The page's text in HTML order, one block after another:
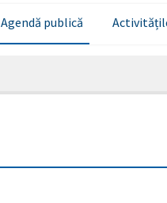
Agendă publică